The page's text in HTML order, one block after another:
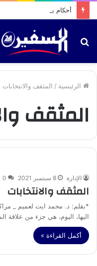
بحث
الرئيسية / المثقف والانتخابات
المثقف
الإدارة 8 سبتمبر 2021 0
المثقف والانتخابات
*بقلم: د. محمد ايت لعميم _
اليها، اليوم، هي جزء من علاقة
أكمل القراءة »